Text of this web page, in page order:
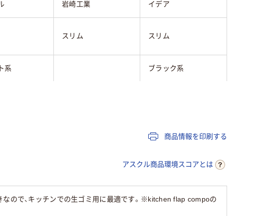
岩崎工業 イデア
スリム スリム
系 ブラック系
商品情報を印刷する
アスクル商品環境スコアとは
ので、キッチンでの生ゴミ用に最適です。※kitchen flap compoの